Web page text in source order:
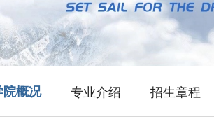
院概况 专业介绍 招生章程